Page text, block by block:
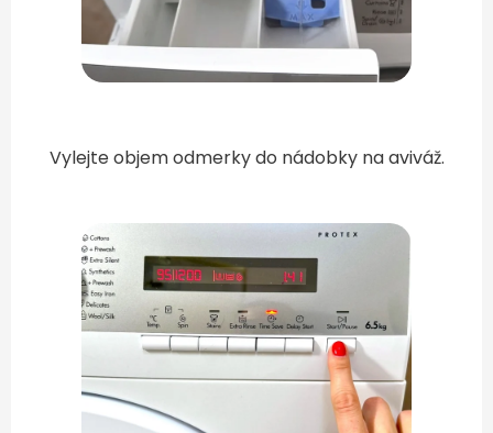
Vylejte objem odmerky do nádobky na aviváž.